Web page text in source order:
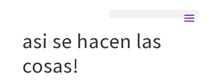
asi se hacen las
cosas!